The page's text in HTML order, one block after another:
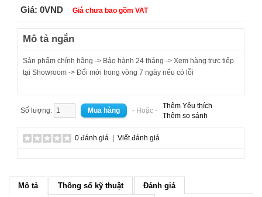
Giá: 0VND Giá chưa bao gồm VAT
Mô tả ngắn
Sản phẩm chính hãng -> Bảo hành 24 tháng -> Xem hàng trực tiếp
tại Showroom -> Đổi mới trong vòng 7 ngày nếu có lỗi
Số lượng: - Hoặc -
Thêm Yêu thích
Thêm so sánh
0 đánh giá Viết đánh giá
Mô tả Thông số kỹ thuật
Đánh giá